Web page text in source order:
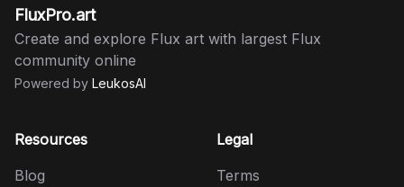
FluxPro.art
Create and explore Flux art with largest Flux
community online
Powered by LeukosAI
Resources
Blog
Legal
Terms